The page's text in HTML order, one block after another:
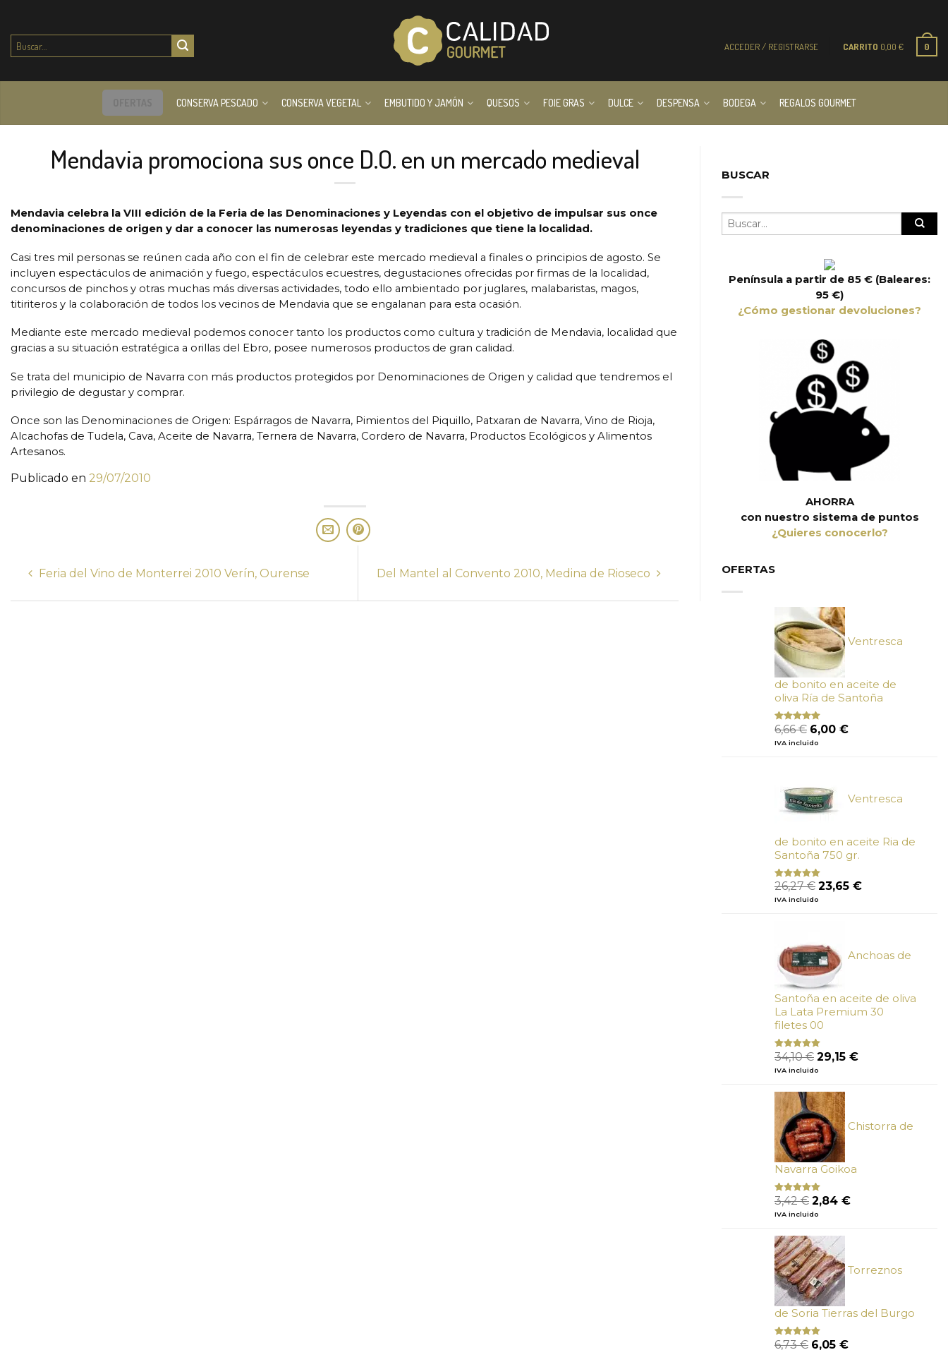
Buscar
por: ACCEDER / REGISTRARSE CARRITO 0,00 € 0
CONSERVA PESCADO CONSERVA VEGETAL EMBUTIDO Y JAMÓN QUESOS FOIE GRAS DULCE DESPENSA BODEGA REGALOS GOURMET
Mendavia promociona sus once D.O. en un mercado medieval
Mendavia celebra la VIII edición de la Feria de las Denominaciones y Leyendas con el objetivo de impulsar sus once
denominaciones de origen y dar a conocer las numerosas leyendas y tradiciones que tiene la localidad.
Casi tres mil personas se reúnen cada año con el fin de celebrar este mercado medieval a finales o principios de agosto. Se
incluyen espectáculos de animación y fuego, espectáculos ecuestres, degustaciones ofrecidas por firmas de la localidad,
concursos de pinchos y otras muchas más diversas actividades, todo ello ambientado por juglares, malabaristas, magos,
titiriteros y la colaboración de todos los vecinos de Mendavia que se engalanan para esta ocasión.
Mediante este mercado medieval podemos conocer tanto los productos como cultura y tradición de Mendavia, localidad que
gracias a su situación estratégica a orillas del Ebro, posee numerosos productos de gran calidad.
Se trata del municipio de Navarra con más productos protegidos por Denominaciones de Origen y calidad que tendremos el
privilegio de degustar y comprar.
Once son las Denominaciones de Origen: Espárragos de Navarra, Pimientos del Piquillo, Patxaran de Navarra, Vino de Rioja,
Alcachofas de Tudela, Cava, Aceite de Navarra, Ternera de Navarra, Cordero de Navarra, Productos Ecológicos y Alimentos
Artesanos.
Publicado en 29/07/2010
Feria del Vino de Monterrei 2010 Verín, Ourense Del Mantel al Convento 2010, Medina de Rioseco
BUSCAR
Península a partir de 85 € (Baleares:
95 €)
¿Cómo gestionar devoluciones?
AHORRA
con nuestro sistema de puntos
¿Quieres conocerlo?
OFERTAS
Ventresca
de bonito en aceite de
oliva Ría de Santoña
Valorado
con
de 5
6,66€ El
precio
6,00 €El
IVA incluido
Ventresca
de bonito en aceite Ria de
Santoña 750 gr.
Valorado
con
5
26,27€ El
precio
23,65 €El
IVA incluido
Anchoas de
Santoña en aceite de oliva
La Lata Premium 30
filetes 00
Valorado
con
de 5
34,10€ El
precio
era:
34,10 €.
29,15 €El
IVA incluido
Chistorra de
Navarra Goikoa
Valorado
con
de 5
3,42€ El
precio
era:
3,42 €.
2,84 €El
IVA incluido
Torreznos
de Soria Tierras del Burgo
Valorado
6,73€ El
6,05 €El